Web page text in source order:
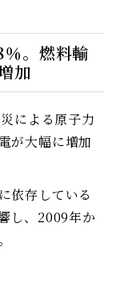
。燃料輸
加
による原子力
が大幅に増加
依存している
し、2009年か